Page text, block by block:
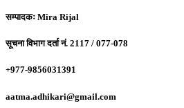
सम्पादकः Mira Rijal
सूचना विभाग दर्ता नं. 2117 / 077-078
+977-9856031391
aatma.adhikari@gmail.com